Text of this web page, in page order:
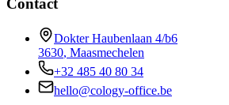
Dokter Haubenlaan 4/b6
3630, Maasmechelen
+32 485 40 80 34
hello@cology-office.be